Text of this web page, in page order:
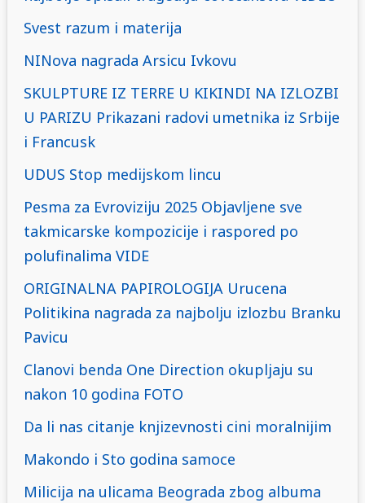
Svest razum i materija
NINova nagrada Arsicu Ivkovu
SKULPTURE IZ TERRE U KIKINDI NA IZLOZBI
U PARIZU Prikazani radovi umetnika iz Srbije
i Francusk
UDUS Stop medijskom lincu
Pesma za Evroviziju 2025 Objavljene sve
takmicarske kompozicije i raspored po
polufinalima VIDE
ORIGINALNA PAPIROLOGIJA Urucena
Politikina nagrada za najbolju izlozbu Branku
Pavicu
Clanovi benda One Direction okupljaju su
nakon 10 godina FOTO
Da li nas citanje knjizevnosti cini moralnijim
Makondo i Sto godina samoce
Milicija na ulicama Beograda zbog albuma